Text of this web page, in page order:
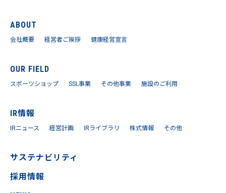
ABOUT
会社概要 経営者ご挨拶 健康経営宣言
OUR FIELD
スポーツショップ SSL事業 その他事業 施設のご利用
IR情報
IRニュース 経営計画 IRライブラリ 株式情報 その他
サステナビリティ
採用情報